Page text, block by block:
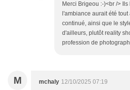
Merci Brigeou :-)<br />
l'ambiance aurait été
continué, ainsi que le
d'ailleurs, plutôt reality
profession de
M mchaly 12/10/2025 07:19